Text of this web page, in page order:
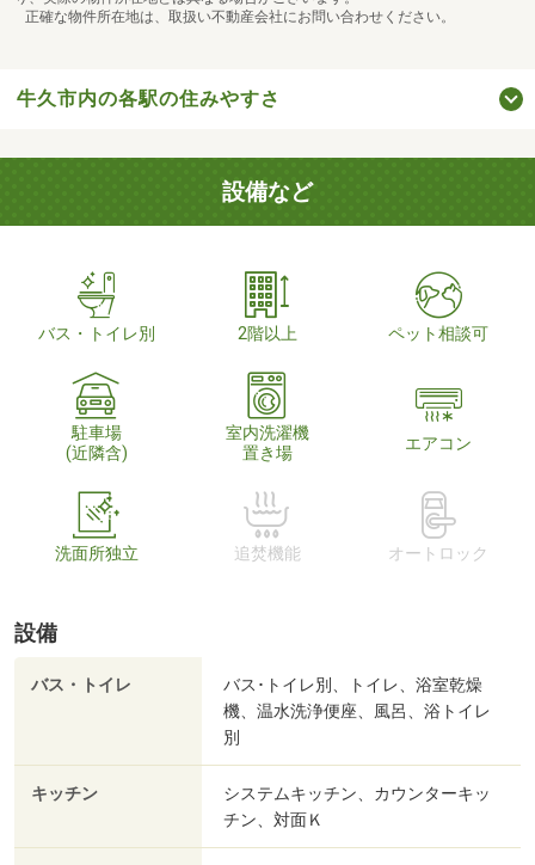
正確な物件所在地は、取扱い不動産会社にお問い合わせください。
牛久市内の各駅の住みやすさ
設備など
バス・トイレ別 2階以上 ペット相談可
駐車場
(近隣含)
室内洗濯機
置き場
エアコン
洗面所独立 追焚機能 オートロック
設備
バス・トイレ
バス･トイレ別、トイレ、浴室乾燥
機、温水洗浄便座、風呂、浴トイレ
別
キッチン
システムキッチン、カウンターキッ
チン、対面Ｋ